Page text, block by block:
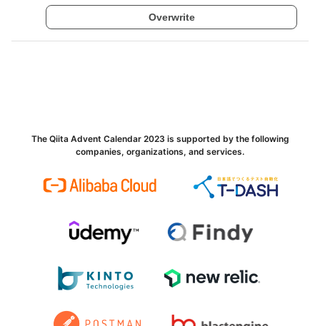
Overwrite
The Qiita Advent Calendar 2023 is supported by the following
companies, organizations, and services.